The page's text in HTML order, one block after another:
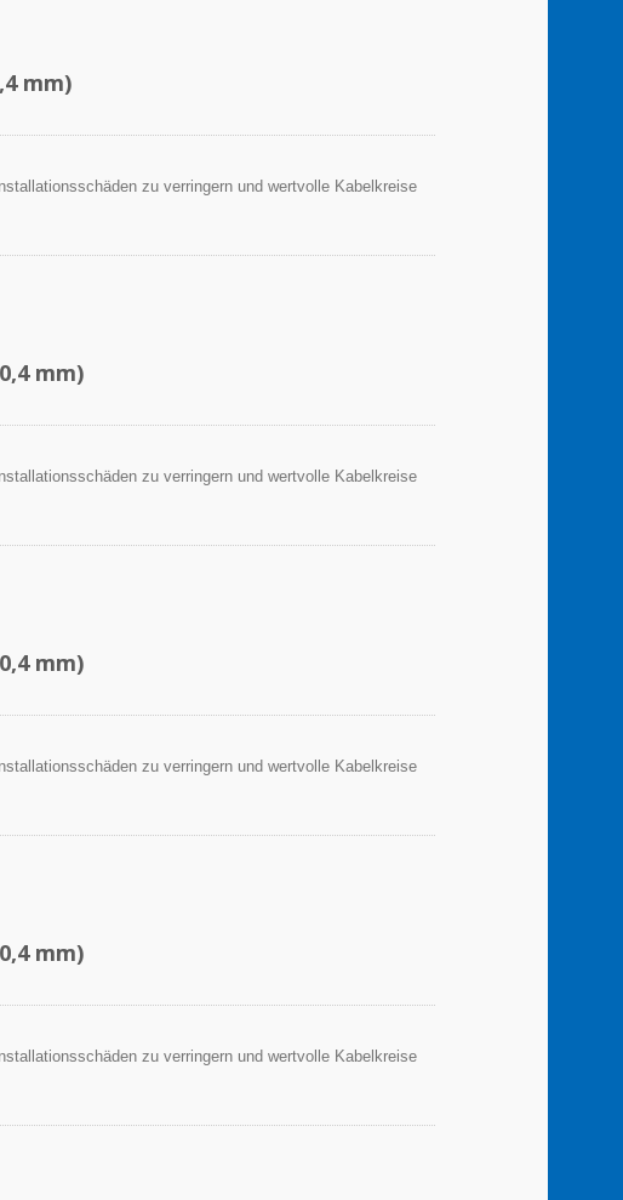
mm)
zu verringern und wertvolle Kabelkreise
mm)
zu verringern und wertvolle Kabelkreise
mm)
zu verringern und wertvolle Kabelkreise
mm)
zu verringern und wertvolle Kabelkreise